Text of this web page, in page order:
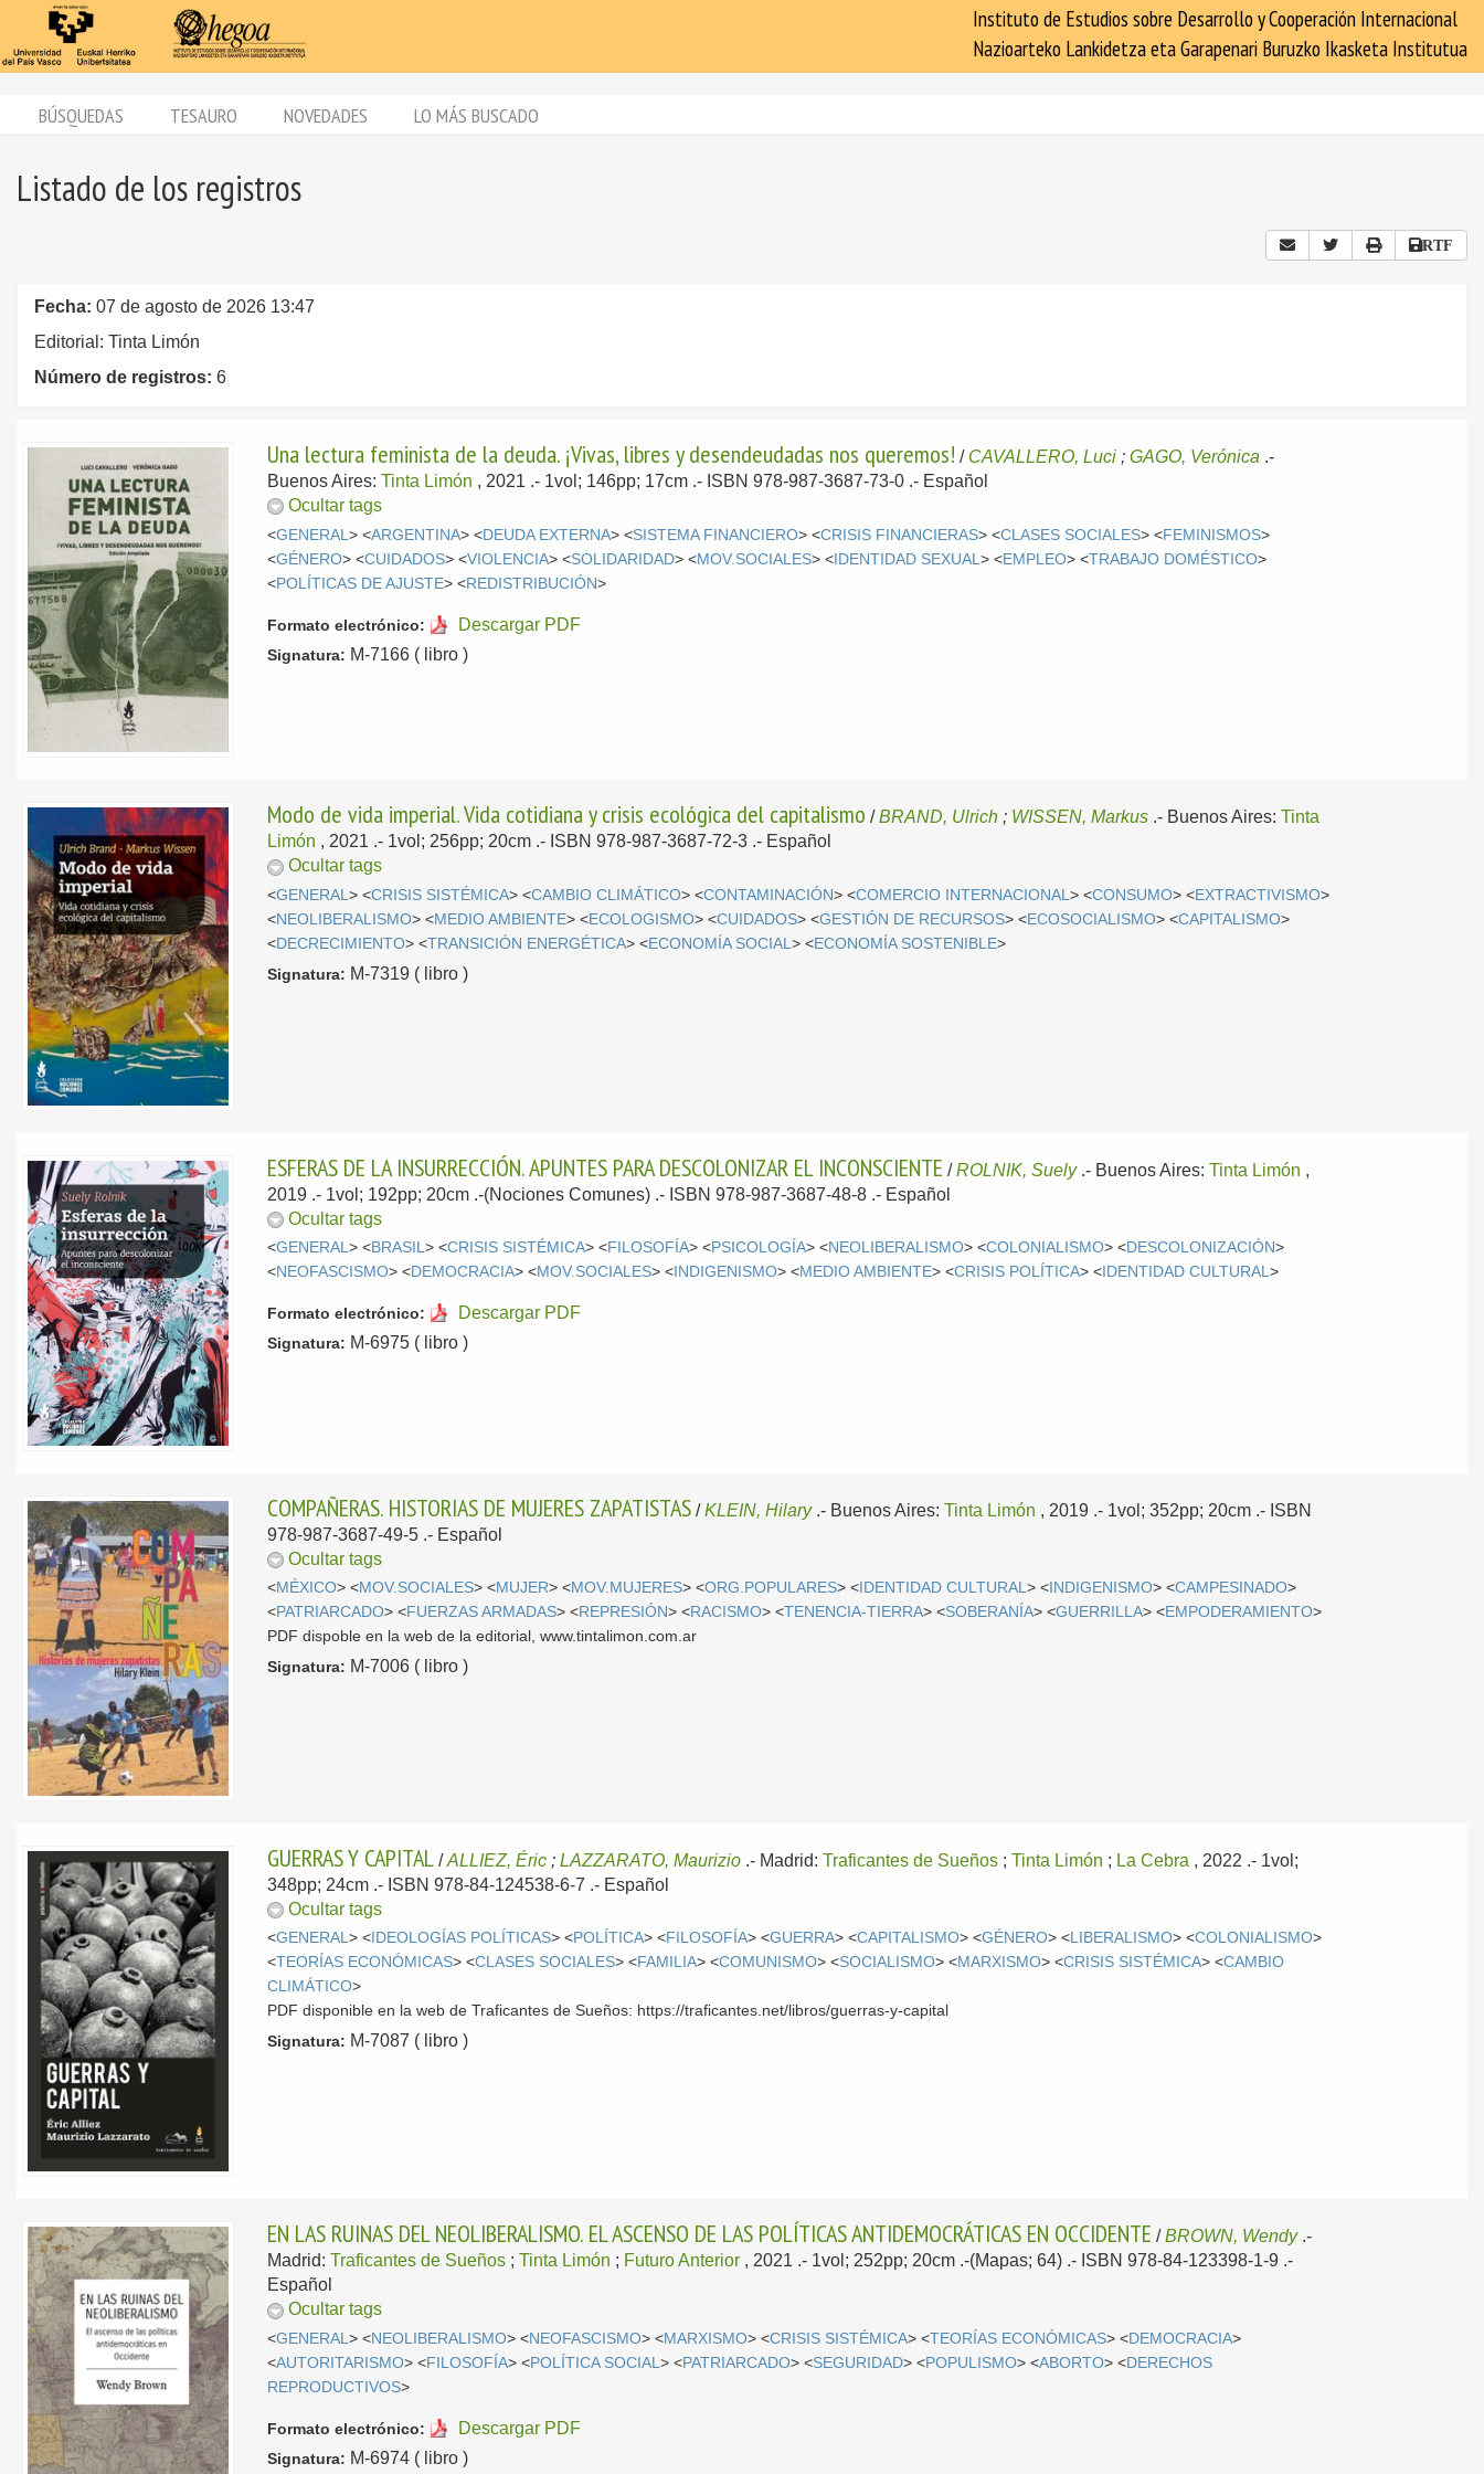
Instituto de Estudios sobre Desarrollo y Cooperación Internacional
Nazioarteko Lankidetza eta Garapenari Buruzko Ikasketa Institutua
BÚSQUEDAS TESAURO NOVEDADES LO MÁS BUSCADO
Listado de los registros
RTF
Fecha: 07 de agosto de 2026 13:47
Editorial: Tinta Limón
Número de registros: 6
Una lectura feminista de la deuda. ¡Vivas, libres y desendeudadas nos queremos! / CAVALLERO, Luci ;GAGO, Verónica .-
Buenos Aires:Tinta Limón , 2021 .- 1vol; 146pp; 17cm .- ISBN 978-987-3687-73-0 .- Español
Ocultar tags
<GENERAL> <ARGENTINA> <DEUDA EXTERNA> <SISTEMA FINANCIERO> <CRISIS FINANCIERAS> <CLASES SOCIALES> <FEMINISMOS>
<GÉNERO> <CUIDADOS> <VIOLENCIA> <SOLIDARIDAD> <MOV.SOCIALES> <IDENTIDAD SEXUAL> <EMPLEO> <TRABAJO DOMÉSTICO>
<POLÍTICAS DE AJUSTE> <REDISTRIBUCIÓN>
Formato electrónico: Descargar PDF
Signatura: M-7166 ( libro )
Modo de vida imperial. Vida cotidiana y crisis ecológica del capitalismo /BRAND, Ulrich ; WISSEN, Markus .- Buenos Aires:Tinta
Limón , 2021 .- 1vol; 256pp; 20cm .- ISBN 978-987-3687-72-3 .- Español
Ocultar tags
<GENERAL> <CRISIS SISTÉMICA> <CAMBIO CLIMÁTICO> <CONTAMINACIÓN> <COMERCIO INTERNACIONAL> <CONSUMO> <EXTRACTIVISMO>
<NEOLIBERALISMO> <MEDIO AMBIENTE> <ECOLOGISMO> <CUIDADOS> <GESTIÓN DE RECURSOS> <ECOSOCIALISMO> <CAPITALISMO>
<DECRECIMIENTO> <TRANSICIÓN ENERGÉTICA> <ECONOMÍA SOCIAL> <ECONOMÍA SOSTENIBLE>
Signatura: M-7319 ( libro )
ESFERAS DE LA INSURRECCIÓN. APUNTES PARA DESCOLONIZAR EL INCONSCIENTE /ROLNIK, Suely .- Buenos Aires:Tinta Limón ,
2019 .- 1vol; 192pp; 20cm .-(Nociones Comunes) .- ISBN 978-987-3687-48-8 .- Español
Ocultar tags
<GENERAL> <BRASIL> <CRISIS SISTÉMICA> <FILOSOFÍA> <PSICOLOGÍA> <NEOLIBERALISMO> <COLONIALISMO> <DESCOLONIZACIÓN>
<NEOFASCISMO> <DEMOCRACIA> <MOV.SOCIALES> < INDIGENISMO> <MEDIO AMBIENTE> <CRISIS POLÍTICA> < IDENTIDAD CULTURAL>
Formato electrónico: Descargar PDF
Signatura: M-6975 ( libro )
COMPAÑERAS. HISTORIAS DE MUJERES ZAPATISTAS /KLEIN, Hilary .- Buenos Aires:Tinta Limón , 2019 .- 1vol; 352pp; 20cm .- ISBN
978-987-3687-49-5 .- Español
Ocultar tags
<MÉXICO> <MOV.SOCIALES> <MUJER> <MOV.MUJERES> <ORG.POPULARES> < IDENTIDAD CULTURAL> < INDIGENISMO> <CAMPESINADO>
<PATRIARCADO> <FUERZAS ARMADAS> <REPRESIÓN> <RACISMO> <TENENCIA-TIERRA> <SOBERANÍA> <GUERRILLA> <EMPODERAMIENTO>
PDF dispoble en la web de la editorial, www.tintalimon.com.ar
Signatura: M-7006 ( libro )
GUERRAS Y CAPITAL /ALLIEZ, Éric ;LAZZARATO, Maurizio .- Madrid:Traficantes de Sueños ;Tinta Limón ; La Cebra , 2022 .- 1vol;
348pp; 24cm .- ISBN 978-84-124538-6-7 .- Español
Ocultar tags
<GENERAL> < IDEOLOGÍAS POLÍTICAS> <POLÍTICA> <FILOSOFÍA> <GUERRA> <CAPITALISMO> <GÉNERO> <LIBERALISMO> <COLONIALISMO>
<TEORÍAS ECONÓMICAS> <CLASES SOCIALES> <FAMILIA> <COMUNISMO> <SOCIALISMO> <MARXISMO> <CRISIS SISTÉMICA> <CAMBIO
CLIMÁTICO>
PDF disponible en la web de Traficantes de Sueños: https://traficantes.net/libros/guerras-y-capital
Signatura: M-7087 ( libro )
EN LAS RUINAS DEL NEOLIBERALISMO. EL ASCENSO DE LAS POLÍTICAS ANTIDEMOCRÁTICAS EN OCCIDENTE /BROWN, Wendy .-
Madrid:Traficantes de Sueños ;Tinta Limón ; Futuro Anterior , 2021 .- 1vol; 252pp; 20cm .-(Mapas; 64) .- ISBN 978-84-123398-1-9 .-
Español
Ocultar tags
<GENERAL> <NEOLIBERALISMO> <NEOFASCISMO> <MARXISMO> <CRISIS SISTÉMICA> <TEORÍAS ECONÓMICAS> <DEMOCRACIA>
<AUTORITARISMO> <FILOSOFÍA> <POLÍTICA SOCIAL> <PATRIARCADO> <SEGURIDAD> <POPULISMO> <ABORTO> <DERECHOS
REPRODUCTIVOS>
Formato electrónico: Descargar PDF
Signatura: M-6974 ( libro )